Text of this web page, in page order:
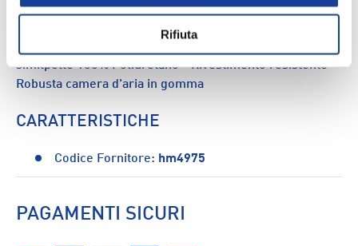
Rifiuta
Questo pallone da basket Adidas è perfetto sia sui campi
similpelle 100% Poliuretano - Rivestimento resistente -
Robusta camera d'aria in gomma
CARATTERISTICHE
Codice Fornitore: hm4975
PAGAMENTI SICURI